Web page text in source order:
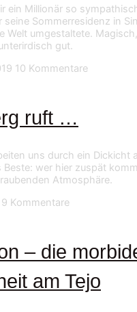
ein Millionär so
seine Sommerresidenz in
Welt umgestaltete.
gut.
10 Kommentare
ruft …
uns durch ein Dickicht
Beste: wer hier zuspät
Atmosphäre.
9 Kommentare
– die
am Tejo